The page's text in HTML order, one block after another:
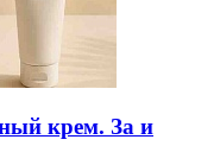
крем. За и